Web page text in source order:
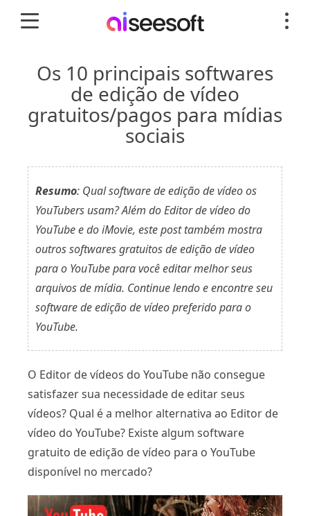
Os 10 principais softwares
de edição de vídeo
gratuitos/pagos para mídias
sociais
Resumo: Qual software de edição de vídeo os
YouTubers usam? Além do Editor de vídeo do
YouTube e do iMovie, este post também mostra
outros softwares gratuitos de edição de vídeo
para o YouTube para você editar melhor seus
arquivos de mídia. Continue lendo e encontre seu
software de edição de vídeo preferido para o
YouTube.
O Editor de vídeos do YouTube não consegue
satisfazer sua necessidade de editar seus
vídeos? Qual é a melhor alternativa ao Editor de
vídeo do YouTube? Existe algum software
gratuito de edição de vídeo para o YouTube
disponível no mercado?